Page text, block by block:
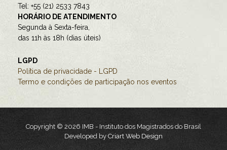
Tel: +55 (21) 2533 7843
HORÁRIO DE ATENDIMENTO
Segunda à Sexta-feira,
das 11h às 18h (dias úteis)
LGPD
Política de privacidade - LGPD
Termo e condições de participação nos eventos
Copyright © 2026 IMB - Instituto dos Magistrados do Brasil
Developed byCriart Web Design